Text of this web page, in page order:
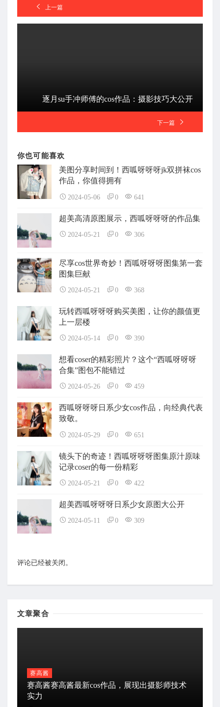
上一篇
逐月su手冲师傅的cos作品：摄影技巧大公开
下一篇
你也可能喜欢
美图分享时间到！西呱呀呀呀jk双拼袜cos
作品，你值得拥有
2024-05-06 0 641
超美高清原图展示，西呱呀呀呀的作品集
2024-05-21 0 306
尽享cos世界奇妙！西呱呀呀呀图集第一套
图集巨献
2024-05-21 0 368
玩转西呱呀呀呀购买美图，让你的颜值更
上一层楼
2024-05-14 0 390
想看coser的精彩照片？这个“西呱呀呀呀
合集”图包不能错过
2024-05-26 0 459
西呱呀呀呀日系少女cos作品，向经典代表
致敬。
2024-05-29 0 651
镜头下的奇迹！西呱呀呀呀图集原汁原味
记录coser的每一份精彩
2024-05-21 0 422
超美西呱呀呀呀日系少女原图大公开
2024-05-11 0 309
评论已经被关闭。
文章聚合
赛高酱
赛高酱赛高酱最新cos作品，展现出摄影师技术
实力